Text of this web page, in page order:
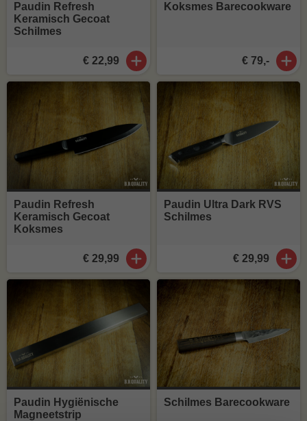
Paudin Refresh
Keramisch Gecoat
Schilmes
€ 22,99
Koksmes Barecookware
€ 79,-
Paudin Refresh
Keramisch Gecoat
Koksmes
€ 29,99
Paudin Ultra Dark RVS
Schilmes
€ 29,99
Paudin Hygiënische
Magneetstrip
Schilmes Barecookware